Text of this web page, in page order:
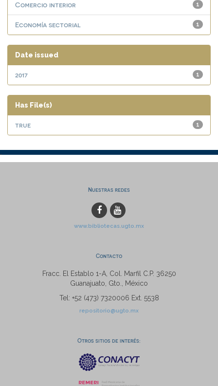
1
Comercio interior
1
Economía sectorial
Date issued
1
2017
Has File(s)
1
true
Nuestras redes
www.bibliotecas.ugto.mx
Contacto
Fracc. El Establo 1-A, Col. Marfil C.P. 36250
Guanajuato, Gto., México
Tel: +52 (473) 7320006 Ext. 5538
repositorio@ugto.mx
Otros sitios de interés: